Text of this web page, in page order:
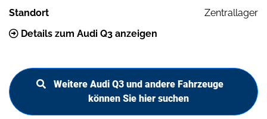
Standort
Zentrallager
Details zum Audi Q3 anzeigen
Weitere Audi Q3 und andere Fahrzeuge
können Sie hier suchen